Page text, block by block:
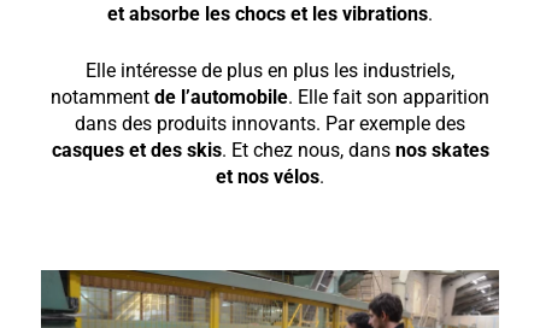
et absorbe les chocs et les vibrations.
Elle intéresse de plus en plus les industriels,
notamment de l’automobile. Elle fait son apparition
dans des produits innovants. Par exemple des
casques et des skis. Et chez nous, dans nos skates
et nos vélos.